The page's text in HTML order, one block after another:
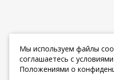
Мы используем файлы
соглашаетесь с
Положениями о